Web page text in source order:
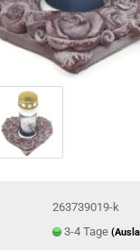
263739019-k
3-4 Tage